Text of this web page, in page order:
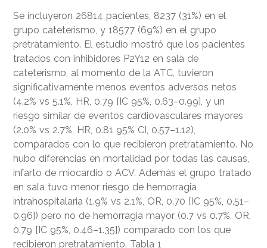
Se incluyeron 26814 pacientes, 8237 (31%) en el
grupo cateterismo, y 18577 (69%) en el grupo
pretratamiento. El estudio mostró que los pacientes
tratados con inhibidores P2Y12 en sala de
cateterismo, al momento de la ATC, tuvieron
significativamente menos eventos adversos netos
(4.2% vs 5.1%, HR, 0.79 [IC 95%, 0.63–0.99], y un
riesgo similar de eventos cardiovasculares mayores
(2.0% vs 2.7%, HR, 0.81 95% CI, 0.57–1.12),
comparados con lo que recibieron pretratamiento. No
hubo diferencias en mortalidad por todas las causas,
infarto de miocardio o ACV. Además el grupo tratado
en sala tuvo menor riesgo de hemorragia
intrahospitalaria (1.9% vs 2.1%, OR, 0.70 [IC 95%, 0.51–
0.96]) pero no de hemorragia mayor (0.7 vs 0.7%, OR,
0.79 [IC 95%, 0.46–1.35]) comparado con los que
recibieron pretratamiento. Tabla 1